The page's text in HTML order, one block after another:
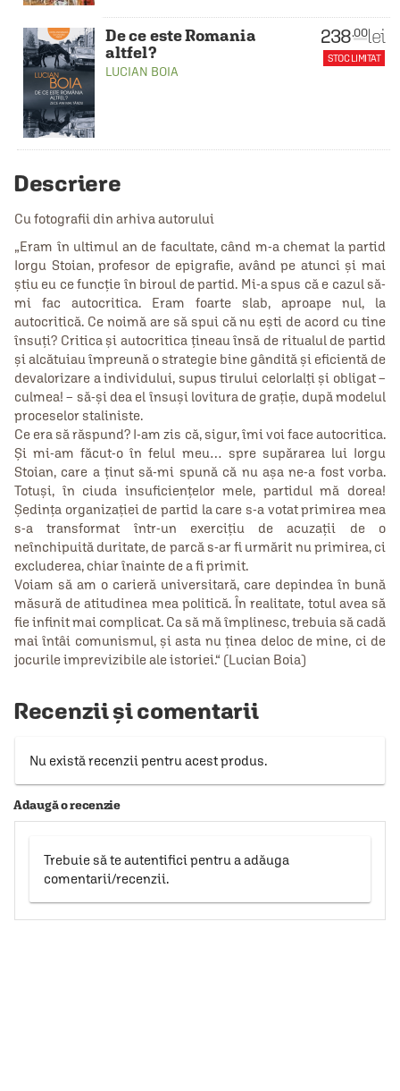
De ce este Romania
altfel?
LUCIAN BOIA
238.00lei
STOC LIMITAT
Descriere
Cu fotografii din arhiva autorului
„Eram în ultimul an de facultate, când m-a chemat la partid
Iorgu Stoian, profesor de epigrafie, având pe atunci și mai
ştiu eu ce funcţie în biroul de partid. Mi-a spus că e cazul să-
mi fac autocritica. Eram foarte slab, aproape nul, la
autocritică. Ce noimă are să spui că nu eşti de acord cu tine
însuţi? Critica şi autocritica ţineau însă de ritualul de partid
şi alcătuiau împreună o strategie bine gândită şi eficientă de
devalorizare a individului, supus tirului celorlalţi şi obligat –
culmea! – să-şi dea el însuşi lovitura de graţie, după modelul
proceselor staliniste.
Ce era să răspund? I-am zis că, sigur, îmi voi face autocritica.
Şi mi-am făcut-o în felul meu… spre supărarea lui Iorgu
Stoian, care a ţinut să-mi spună că nu aşa ne-a fost vorba.
Totuşi, în ciuda insuficienţelor mele, partidul mă dorea!
Şedinţa organizaţiei de partid la care s-a votat primirea mea
s-a transformat într-un exerciţiu de acuzaţii de o
neînchipuită duritate, de parcă s-ar fi urmărit nu primirea, ci
excluderea, chiar înainte de a fi primit.
Voiam să am o carieră universitară, care depindea în bună
măsură de atitudinea mea politică. În realitate, totul avea să
fie infinit mai complicat. Ca să mă împlinesc, trebuia să cadă
mai întâi comunismul, şi asta nu ţinea deloc de mine, ci de
jocurile imprevizibile ale istoriei.“ (Lucian Boia)
Recenzii și comentarii
Nu există recenzii pentru acest produs.
Adaugă o recenzie
Trebuie să te autentifici pentru a adăuga
comentarii/recenzii.